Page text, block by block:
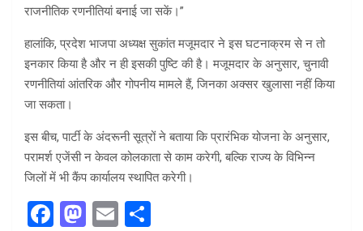
राजनीतिक रणनीतियां बनाई जा सकें।”
हालांकि, प्रदेश भाजपा अध्यक्ष सुकांत मजूमदार ने इस घटनाक्रम से न तो
इनकार किया है और न ही इसकी पुष्टि की है। मजूमदार के अनुसार, चुनावी
रणनीतियां आंतरिक और गोपनीय मामले हैं, जिनका अक्सर खुलासा नहीं किया
जा सकता।
इस बीच, पार्टी के अंदरूनी सूत्रों ने बताया कि प्रारंभिक योजना के अनुसार,
परामर्श एजेंसी न केवल कोलकाता से काम करेगी, बल्कि राज्य के विभिन्न
जिलों में भी कैंप कार्यालय स्थापित करेगी।
F
M E